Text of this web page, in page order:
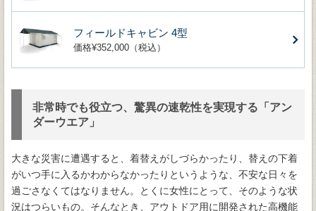
フィールドキャビン 4型
価格¥352,000（税込）
非常時でも役立つ、驚異の速乾性を実現する「アン
ダーウエア」
大きな災害に遭遇すると、着替えがしづらかったり、替えの下着
がいつ手に入るかわからなかったりというような、不安な日々を
過ごさなくてはなりません。とくに女性にとって、そのような状
況はつらいもの。そんなとき、アウトドア用に開発された高機能